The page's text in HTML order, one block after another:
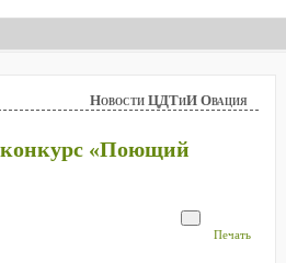
Новости ЦДТиИ Овация
«Поющий
Печать